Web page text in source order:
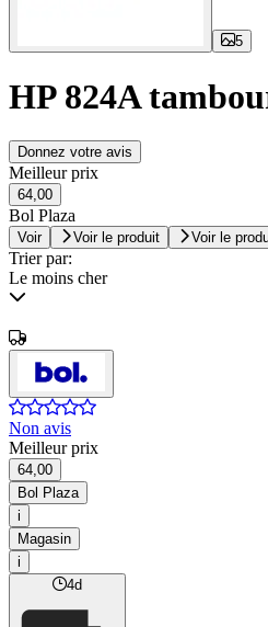
5
HP 824A
Donnez votre avis
Meilleur prix
64,00
Bol Plaza
Voir Voir le produit Voir le
Trier par:
Le moins cher
Non avis
Meilleur prix
64,00
Bol Plaza
i
Magasin
i
4d